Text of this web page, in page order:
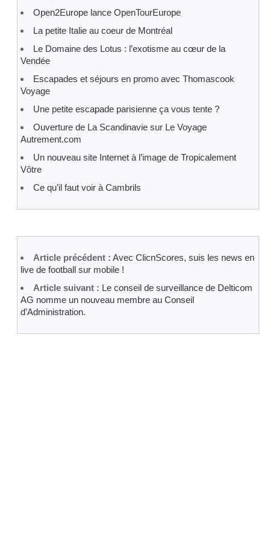
Open2Europe lance OpenTourEurope
La petite Italie au coeur de Montréal
Le Domaine des Lotus : l’exotisme au cœur de la
Vendée
Escapades et séjours en promo avec Thomascook
Voyage
Une petite escapade parisienne ça vous tente ?
Ouverture de La Scandinavie sur Le Voyage
Autrement.com
Un nouveau site Internet à l’image de Tropicalement
Vôtre
Ce qu’il faut voir à Cambrils
Article précédent : Avec ClicnScores, suis les news en
live de football sur mobile !
Article suivant : Le conseil de surveillance de Delticom
AG nomme un nouveau membre au Conseil
d’Administration.